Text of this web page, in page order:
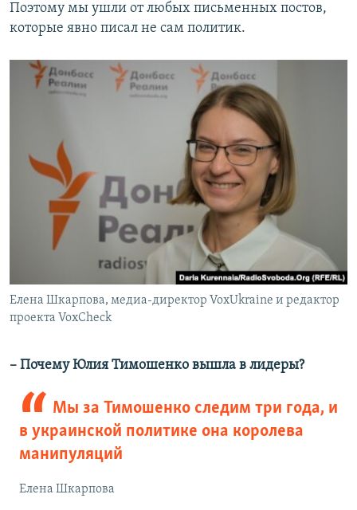
Поэтому мы ушли от любых письменных постов,
которые явно писал не сам политик.
Елена Шкарпова, медиа-директор VoxUkraine и редактор
проекта VoxCheck
– Почему Юлия Тимошенко вышла в лидеры?
Мы за Тимошенко следим три года, и
в украинской политике она королева
манипуляций
Елена Шкарпова